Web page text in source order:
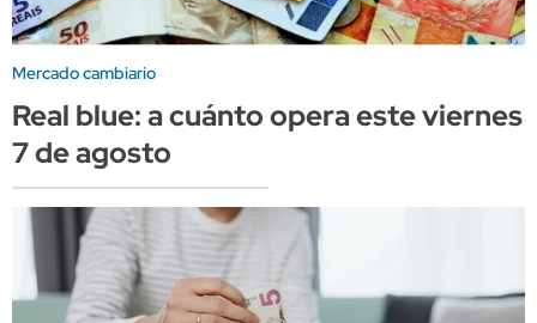
Mercado cambiario
Real blue: a cuánto opera este viernes
7 de agosto